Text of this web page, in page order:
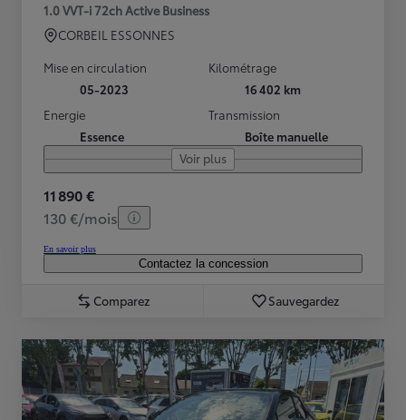
1.0 VVT-i 72ch Active Business
CORBEIL ESSONNES
Mise en circulation
05-2023
Kilométrage
16 402 km
Energie
Essence
Transmission
Boîte manuelle
Voir plus
11 890 €
130 €/mois
En savoir plus
Contactez la concession
Comparez Sauvegardez